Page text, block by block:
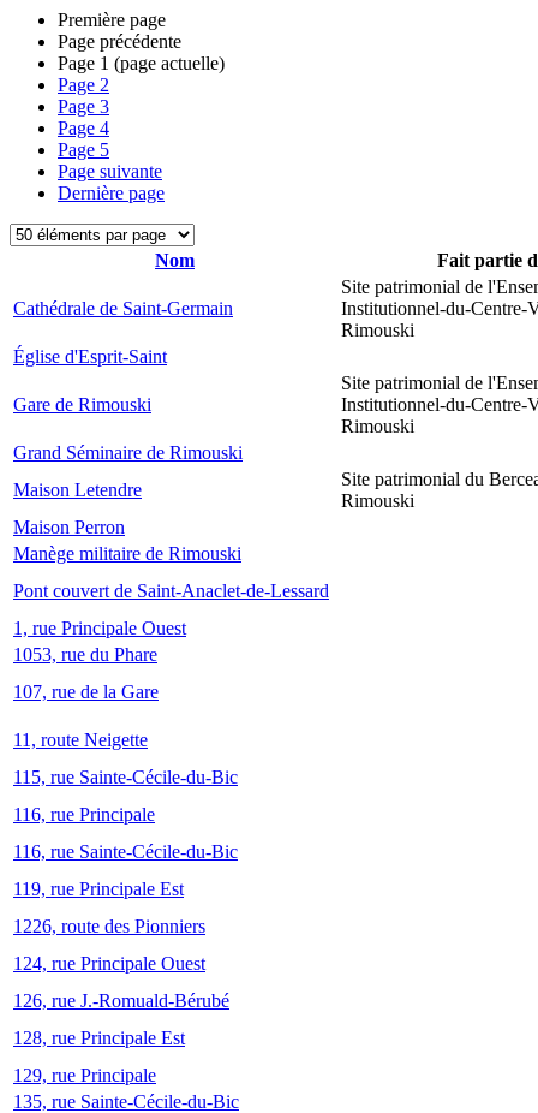
Première page
Page précédente
Page 1 (page actuelle)
Page 2
Page 3
Page 4
Page 5
Page suivante
Dernière page
Nom Fait partie
Cathédrale de Saint-Germain
Site patrimonial de
Institutionnel-du-Centre-
Rimouski
Église d'Esprit-Saint
Gare de Rimouski
Site patrimonial de
Institutionnel-du-Centre-
Rimouski
Grand Séminaire de Rimouski
Maison Letendre
Site patrimonial du
Rimouski
Maison Perron
Manège militaire de Rimouski
Pont couvert de Saint-Anaclet-de-Lessard
1, rue Principale Ouest
1053, rue du Phare
107, rue de la Gare
11, route Neigette
115, rue Sainte-Cécile-du-Bic
116, rue Principale
116, rue Sainte-Cécile-du-Bic
119, rue Principale Est
1226, route des Pionniers
124, rue Principale Ouest
126, rue J.-Romuald-Bérubé
128, rue Principale Est
129, rue Principale
135, rue Sainte-Cécile-du-Bic